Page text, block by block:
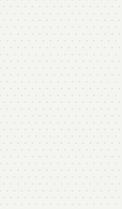
[%title%]
[%title%]